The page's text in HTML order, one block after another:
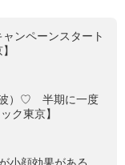
ンペーンスタート
波）♡ 半期に一度
ク東京】